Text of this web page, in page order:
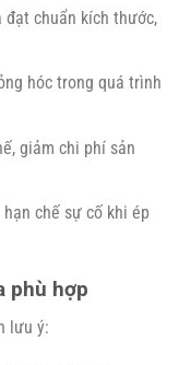
đạt chuẩn kích thước,
hóc trong quá trình
giảm chi phí sản
chế sự cố khi ép
phù hợp
lưu ý: